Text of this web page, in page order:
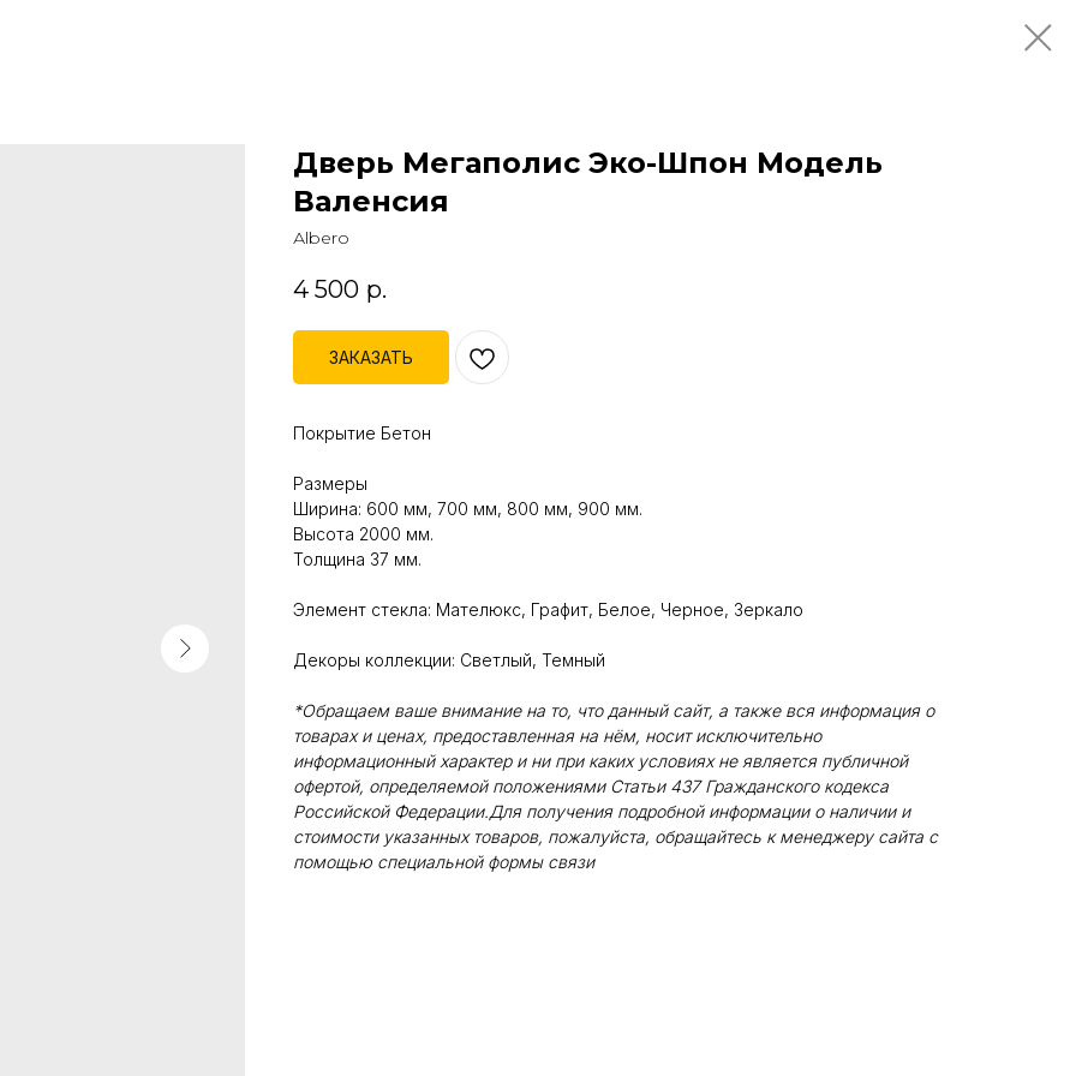
Дверь Мегаполис Эко-Шпон Модель
Валенсия
Аlbero
4 500 р.
ЗАКАЗАТЬ
Покрытие Бетон
Размеры
Ширина: 600 мм, 700 мм, 800 мм, 900 мм.
Высота 2000 мм.
Толщина 37 мм.
Элемент стекла: Мателюкс, Графит, Белое, Черное, Зеркало
Декоры коллекции: Светлый, Темный
*Обращаем ваше внимание на то, что данный сайт, а также вся информация о
товарах и ценах, предоставленная на нём, носит исключительно
информационный характер и ни при каких условиях не является публичной
офертой, определяемой положениями Статьи 437 Гражданского кодекса
Российской Федерации.Для получения подробной информации о наличии и
стоимости указанных товаров, пожалуйста, обращайтесь к менеджеру сайта с
помощью специальной формы связи